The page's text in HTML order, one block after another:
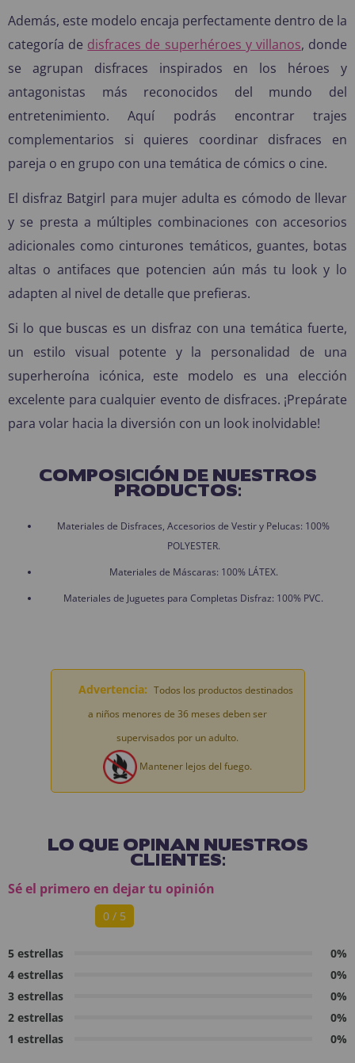
Además, este modelo encaja perfectamente dentro de la
categoría de disfraces de superhéroes y villanos, donde
se agrupan disfraces inspirados en los héroes y
antagonistas más reconocidos del mundo del
entretenimiento. Aquí podrás encontrar trajes
complementarios si quieres coordinar disfraces en
pareja o en grupo con una temática de cómics o cine.
El disfraz Batgirl para mujer adulta es cómodo de llevar
y se presta a múltiples combinaciones con accesorios
adicionales como cinturones temáticos, guantes, botas
altas o antifaces que potencien aún más tu look y lo
adapten al nivel de detalle que prefieras.
Si lo que buscas es un disfraz con una temática fuerte,
un estilo visual potente y la personalidad de una
superheroína icónica, este modelo es una elección
excelente para cualquier evento de disfraces. ¡Prepárate
para volar hacia la diversión con un look inolvidable!
COMPOSICIÓN DE NUESTROS
PRODUCTOS:
Materiales de Disfraces, Accesorios de Vestir y Pelucas: 100%
POLYESTER.
Materiales de Máscaras: 100% LÁTEX.
Materiales de Juguetes para Completas Disfraz: 100% PVC.
Advertencia: Todos los productos destinados
a niños menores de 36 meses deben ser
supervisados por un adulto.
Mantener lejos del fuego.
LO QUE OPINAN NUESTROS
CLIENTES:
Sé el primero en dejar tu opinión
0 / 5
5 estrellas
0%
4 estrellas
0%
3 estrellas
0%
2 estrellas
0%
1 estrellas
0%